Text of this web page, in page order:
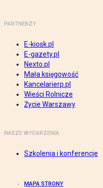
PARTNERZY
E-kiosk.pl
E-gazety.pl
Nexto.pl
Mała księgowość
Kancelarierp.pl
Wieści Rolnicze
Życie Warszawy
NASZE WYDARZENIA
Szkolenia i konferencje
MAPA STRONY